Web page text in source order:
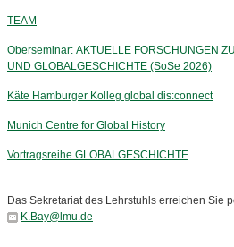
TEAM
Oberseminar: AKTUELLE FORSCHUNGEN
UND GLOBALGESCHICHTE (SoSe 2026)
Käte Hamburger Kolleg global dis:connect
Munich Centre for Global History
Vortragsreihe GLOBALGESCHICHTE
Das Sekretariat des Lehrstuhls erreichen Sie
K.Bay@lmu.de